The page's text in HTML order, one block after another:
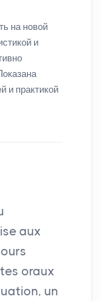
на новой
и
и практикой
aux
oraux
un